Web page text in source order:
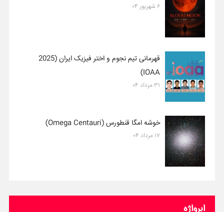
۶ شهریور ۰۴
قهرمانی تیم نجوم و اختر فیزیک ایران (2025
IOAA)
۳۱ مرداد ۰۴
خوشه امگا قنطورس (Omega Centauri)
۱۷ مرداد ۰۴
ابرواژه